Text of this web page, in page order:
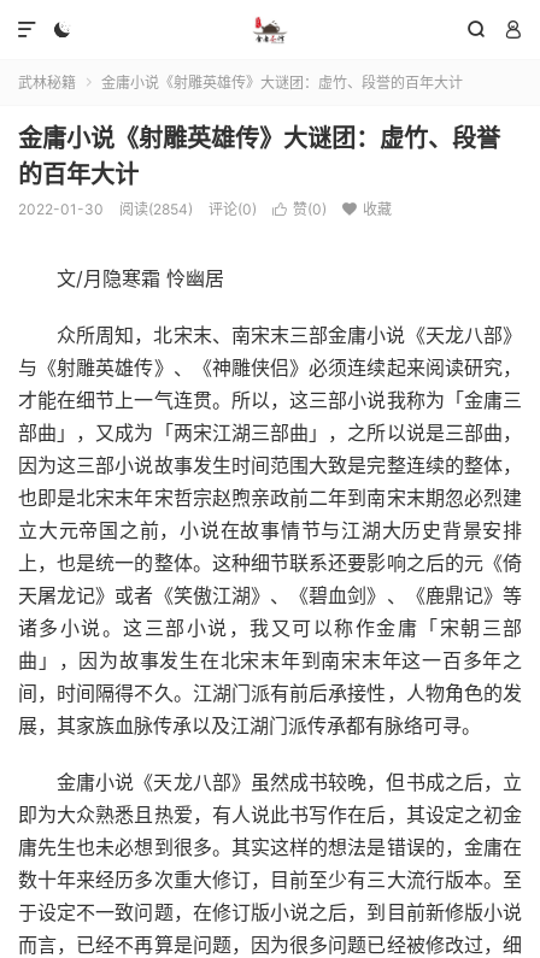
  

武林秘籍  金庸小说《射雕英雄传》大谜团：虚竹、段誉的百年大计
金庸小说《射雕英雄传》大谜团：虚竹、段誉
的百年大计
2022-01-30 阅读(2854) 评论(0)  赞(0)  收藏
文/月隐寒霜 怜幽居
众所周知，北宋末、南宋末三部金庸小说《天龙八部》
与《射雕英雄传》、《神雕侠侣》必须连续起来阅读研究，
才能在细节上一气连贯。所以，这三部小说我称为「金庸三
部曲」，又成为「两宋江湖三部曲」，之所以说是三部曲，
因为这三部小说故事发生时间范围大致是完整连续的整体，
也即是北宋末年宋哲宗赵煦亲政前二年到南宋末期忽必烈建
立大元帝国之前，小说在故事情节与江湖大历史背景安排
上，也是统一的整体。这种细节联系还要影响之后的元《倚
天屠龙记》或者《笑傲江湖》、《碧血剑》、《鹿鼎记》等
诸多小说。这三部小说，我又可以称作金庸「宋朝三部
曲」，因为故事发生在北宋末年到南宋末年这一百多年之
间，时间隔得不久。江湖门派有前后承接性，人物角色的发
展，其家族血脉传承以及江湖门派传承都有脉络可寻。
金庸小说《天龙八部》虽然成书较晚，但书成之后，立
即为大众熟悉且热爱，有人说此书写作在后，其设定之初金
庸先生也未必想到很多。其实这样的想法是错误的，金庸在
数十年来经历多次重大修订，目前至少有三大流行版本。至
于设定不一致问题，在修订版小说之后，到目前新修版小说
而言，已经不再算是问题，因为很多问题已经被修改过，细